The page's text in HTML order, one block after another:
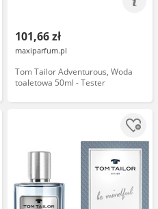
101,66 zł
maxiparfum.pl
Tom Tailor Adventurous, Woda
toaletowa 50ml - Tester